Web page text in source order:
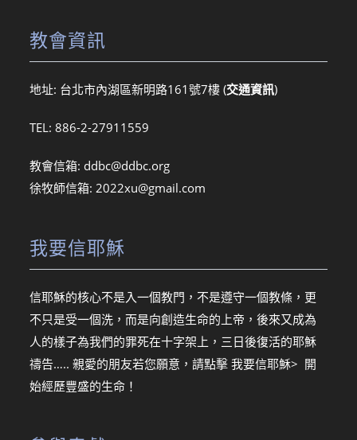
教會資訊
地址: 台北市內湖區新明路161號7樓 (交通資訊)
TEL: 886-2-27911559
教會信箱: ddbc@ddbc.org
徐牧師信箱:2022xu@gmail.com
我要信耶穌
信耶穌的核心不是入一個教門，不是遵守一個教條，更
不只是受一個洗，而是向創造生命的上帝，後來又成為
人的樣子為我們的罪死在十字架上，三日後復活的耶穌
禱告….. 親愛的朋友若您願意，請點擊我要信耶穌> 開
始經歷豐盛的生命！